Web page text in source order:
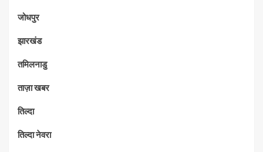
जोधपुर
झारखंड
तमिलनाडु
ताज़ा खबर
तिल्दा
तिल्दा नेवरा